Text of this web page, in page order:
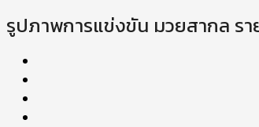
รูปภาพการแข่งขัน มวยสากล รา